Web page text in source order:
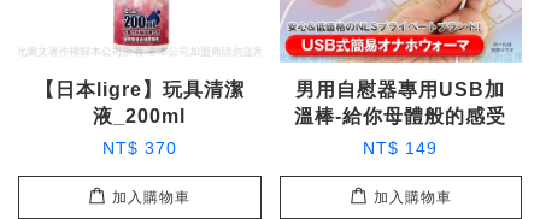
【日本ligre】玩具清潔
液_200ml
NT$ 370
加入購物車
男用自慰器專用USB加
溫棒-給你母體般的感受
NT$ 149
加入購物車